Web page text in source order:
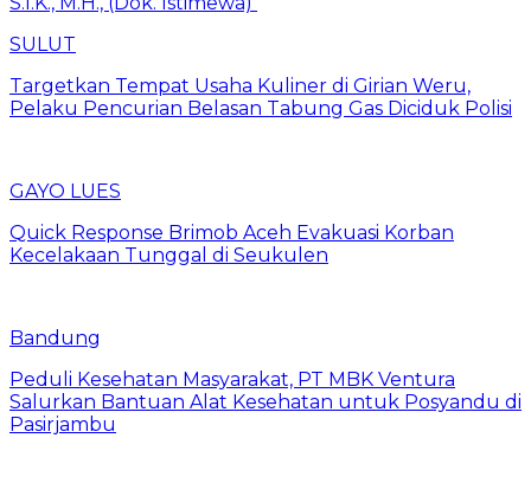
SULUT
Targetkan Tempat Usaha Kuliner di Girian Weru,
Pelaku Pencurian Belasan Tabung Gas Diciduk Polisi
GAYO LUES
Quick Response Brimob Aceh Evakuasi Korban
Kecelakaan Tunggal di Seukulen
Bandung
Peduli Kesehatan Masyarakat, PT MBK Ventura
Salurkan Bantuan Alat Kesehatan untuk Posyandu di
Pasirjambu